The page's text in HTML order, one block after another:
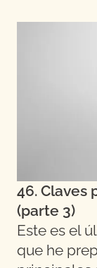
46. Claves
(parte 3)
Este es el
que he